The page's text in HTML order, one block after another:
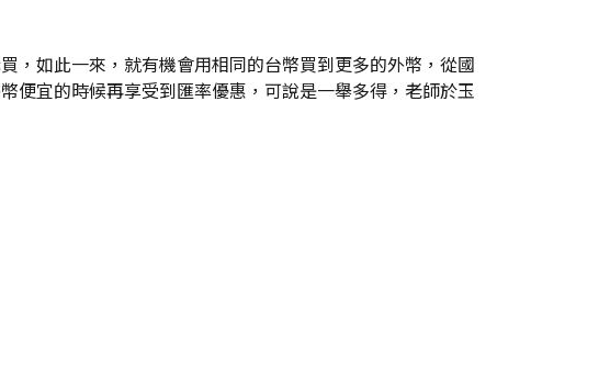
，如此一來，就有機會用相同的台幣買到更多的外幣，從國
便宜的時候再享受到匯率優惠，可說是一舉多得，老師於玉